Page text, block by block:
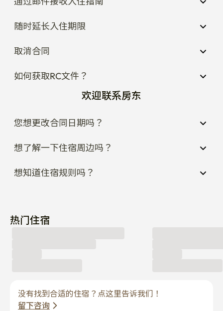
随时延长入住期限
取消合同
如何获取RC文件？
欢迎联系房东
您想更改合同日期吗？
想了解一下住宿周边吗？
想知道住宿规则吗？
热门住宿
没有找到合适的住宿？点这里告诉我们！
留下咨询